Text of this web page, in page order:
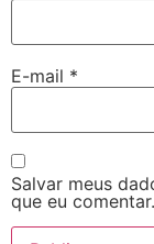
E-mail *
Salvar meus
que eu comentar.